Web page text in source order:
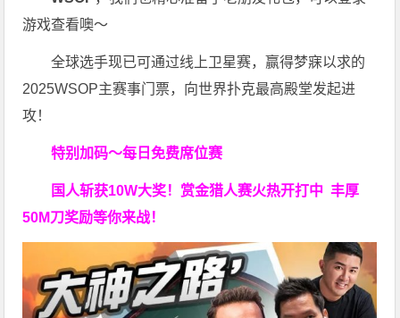
游戏查看噢～
全球选手现已可通过线上卫星赛，赢得梦寐以求的
2025WSOP主赛事门票，向世界扑克最高殿堂发起进
攻！
特别加码～每日免费席位赛
国人斩获10W大奖！ 赏金猎人赛火热开打中 丰厚
50M刀奖励等你来战！